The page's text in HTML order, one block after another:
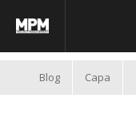
Blog Capa